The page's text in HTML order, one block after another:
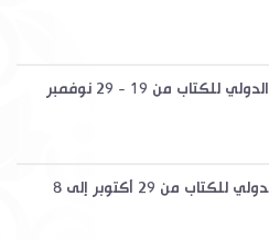
معرض الكويت الدولي للكتاب من 19 - 29 نوفمبر
معرض الجزائر الدولي للكتاب من 29 أكتوبر إلى 8